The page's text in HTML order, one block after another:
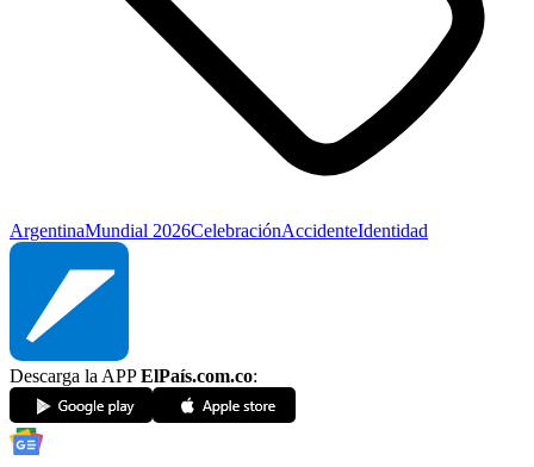
ArgentinaMundial 2026CelebraciónAccidenteIdentidad
Descarga la APPElPaís.com.co: